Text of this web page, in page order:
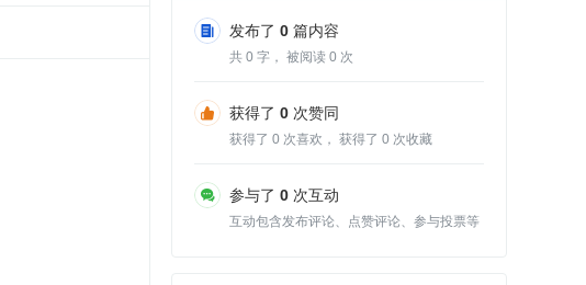
发布了 0 篇内容
共 0 字， 被阅读 0 次
获得了 0 次赞同
获得了 0 次喜欢， 获得了 0 次收藏
参与了 0 次互动
互动包含发布评论、点赞评论、参与投票等